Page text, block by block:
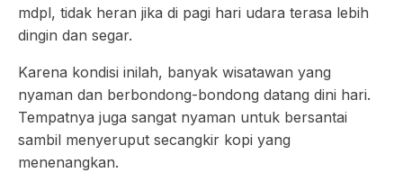
mdpl, tidak heran jika di pagi hari udara terasa lebih
dingin dan segar.
Karena kondisi inilah, banyak wisatawan yang
nyaman dan berbondong-bondong datang dini hari.
Tempatnya juga sangat nyaman untuk bersantai
sambil menyeruput secangkir kopi yang
menenangkan.